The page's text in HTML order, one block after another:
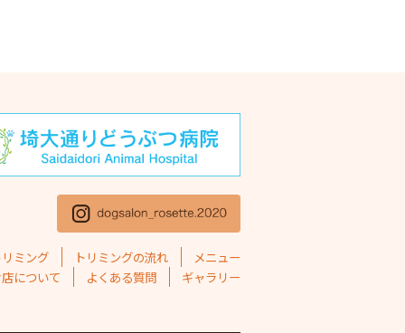
ミング トリミングの流れ
メニュー
について
よくある質問 ギャラリー